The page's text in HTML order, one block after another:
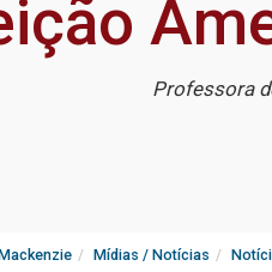
Professora
Mídias / Notícias